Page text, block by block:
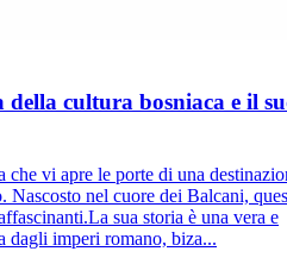
della cultura bosniaca e il
che vi apre le porte di una
Nascosto nel cuore dei Balcani,
sua storia è una vera e
dagli imperi romano, biza...